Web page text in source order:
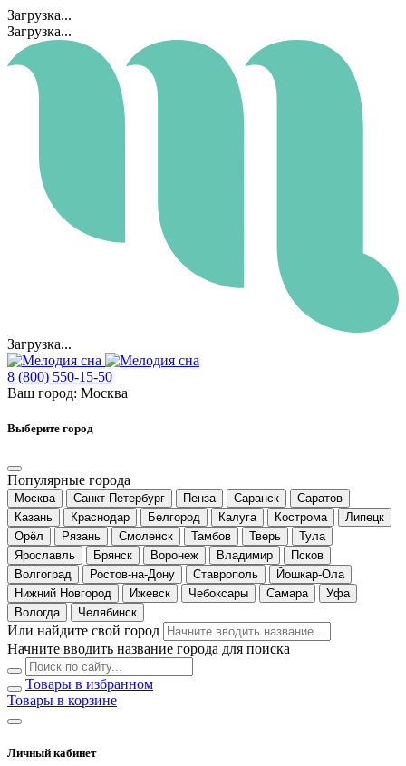
Загрузка...
Загрузка...
Загрузка...
8 (800) 550-15-50
Ваш город: Москва
Выберите город
Популярные города
Москва Санкт-Петербург Пенза Саранск
Саратов
Казань
Краснодар Белгород Калуга Кострома
Липецк
Орёл
Рязань Смоленск Тамбов Тверь
Тула
Ярославль
Брянск Воронеж Владимир
Псков
Волгоград
Ростов-на-Дону Ставрополь
Йошкар-Ола
Нижний Новгород
Ижевск Чебоксары Самара
Уфа
Вологда
Челябинск
Или найдите свой город
Начните вводить название города для поиска
Товары в избранном
Товары в корзине
Личный кабинет